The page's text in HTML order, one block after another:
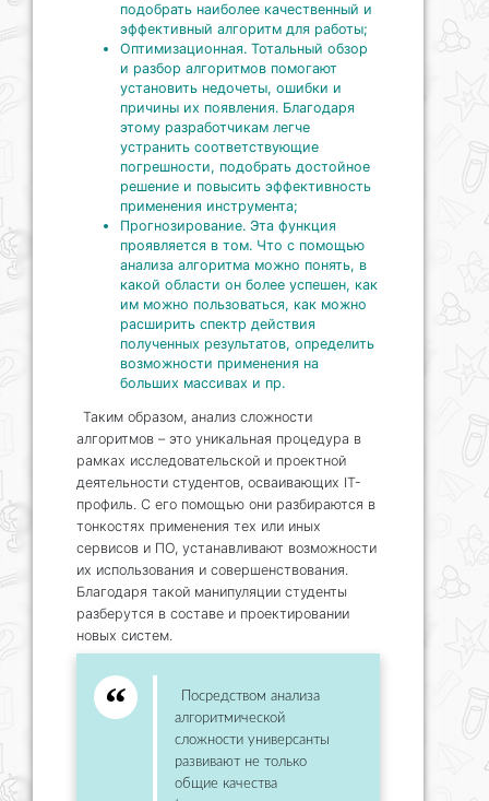
подобрать наиболее качественный и
эффективный алгоритм для работы;
Оптимизационная. Тотальный обзор
и разбор алгоритмов помогают
установить недочеты, ошибки и
причины их появления. Благодаря
этому разработчикам легче
устранить соответствующие
погрешности, подобрать достойное
решение и повысить эффективность
применения инструмента;
Прогнозирование. Эта функция
проявляется в том. Что с помощью
анализа алгоритма можно понять, в
какой области он более успешен, как
им можно пользоваться, как можно
расширить спектр действия
полученных результатов, определить
возможности применения на
больших массивах и пр.
Таким образом, анализ сложности
алгоритмов – это уникальная процедура в
рамках исследовательской и проектной
деятельности студентов, осваивающих IT-
профиль. С его помощью они разбираются в
тонкостях применения тех или иных
сервисов и ПО, устанавливают возможности
их использования и совершенствования.
Благодаря такой манипуляции студенты
разберутся в составе и проектировании
новых систем.
Посредством анализа
алгоритмической
сложности универсанты
развивают не только
общие качества